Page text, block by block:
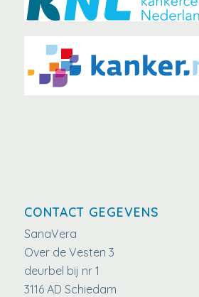
CONTACT GEGEVENS
SanaVera
Over de Vesten 3
deurbel bij nr 1
3116 AD Schiedam